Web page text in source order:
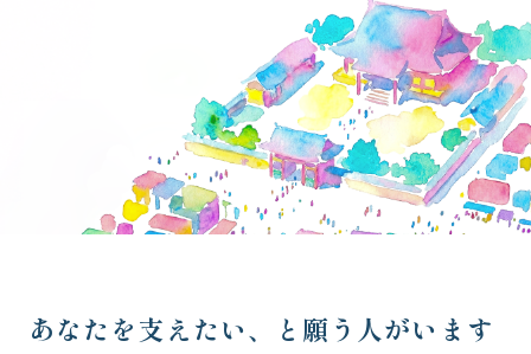
あなたを支えたい、と願う人がいます